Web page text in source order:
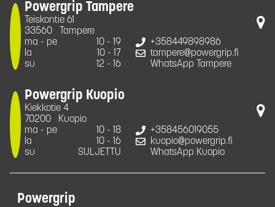
Powergrip Tampere
Teiskontie 61
33560
Tampere
ma - pe
10 - 19
la
10 - 17
su
12 - 16
+358449898986
tampere@powergrip.fi
WhatsApp Tampere
Powergrip Kuopio
Kiekkotie 4
70200
Kuopio
ma - pe
10 - 18
la
10 - 16
su
SULJETTU
+358456019055
kuopio@powergrip.fi
WhatsApp Kuopio
Powergrip